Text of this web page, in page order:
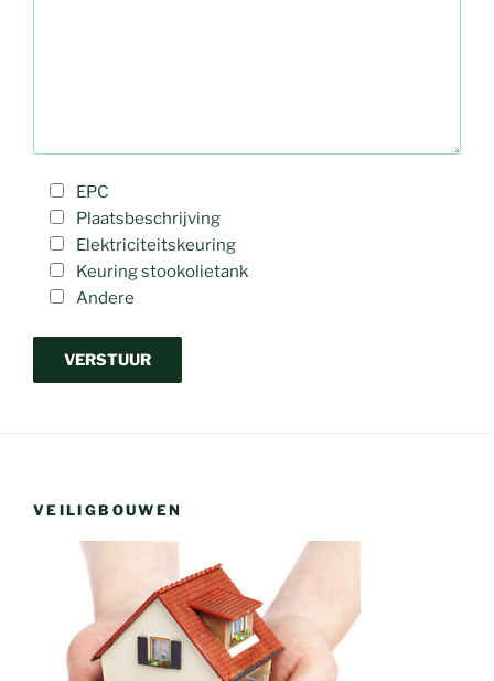
EPC
Plaatsbeschrijving
Elektriciteitskeuring
Keuring stookolietank
Andere
VEILIGBOUWEN